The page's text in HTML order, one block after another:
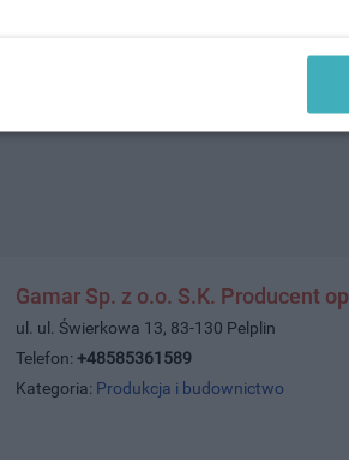
Gamar Sp. z o.o. S.K. Producent
ul. ul. Świerkowa 13, 83-130 Pelplin
Telefon:+48585361589
Kategoria: Produkcja i budownictwo